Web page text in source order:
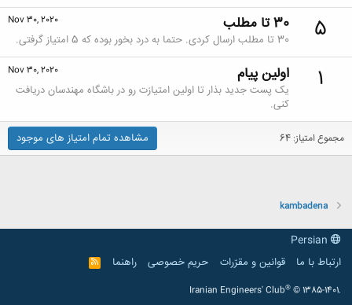
5
Nov 30, 2020 30 تا مطلب
30 تا مطلب ارسال کردی. حتما به درد بخور بوده که 5 امتیاز گرفتی.
1
Nov 30, 2020 اولین پیام
یک پست جدید بذار تا اولین امتیازت رو در باشگاه مهندسان دریافت
کنی.
مجموع امتیاز: 64 مشاهده تمام امتیاز های موجود
kambadena
ارتباط با ما
قوانین و مقرّرات حریم خصوصی راهنما
R
S
Iranian Engineers' Club® © 1385-1401.